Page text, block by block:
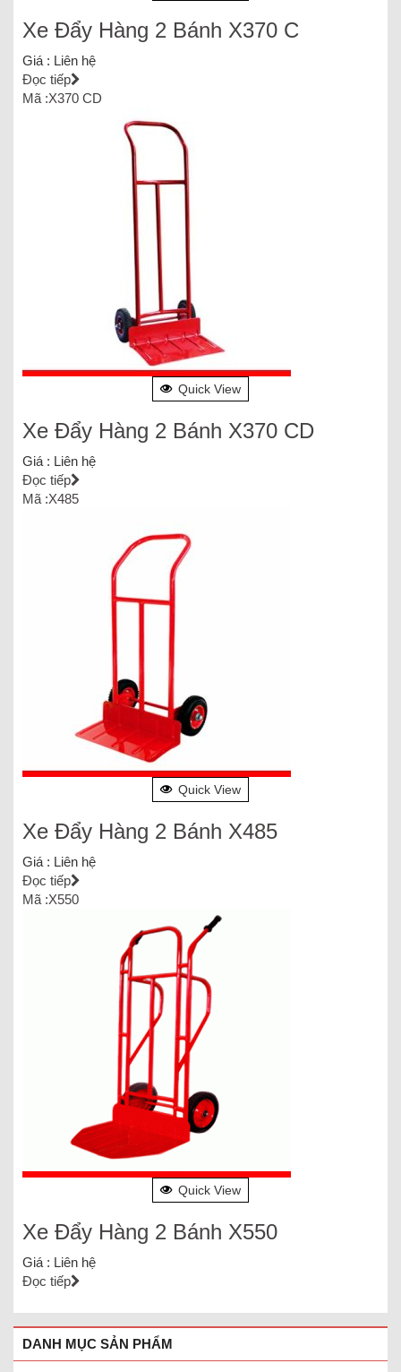
Xe Đẩy Hàng 2 Bánh X370 C
Giá : Liên hệ
Đọc tiếp
Mã :X370 CD
Quick View
Xe Đẩy Hàng 2 Bánh X370 CD
Giá : Liên hệ
Đọc tiếp
Mã :X485
Quick View
Xe Đẩy Hàng 2 Bánh X485
Giá : Liên hệ
Đọc tiếp
Mã :X550
Quick View
Xe Đẩy Hàng 2 Bánh X550
Giá : Liên hệ
Đọc tiếp
DANH MỤC SẢN PHẨM